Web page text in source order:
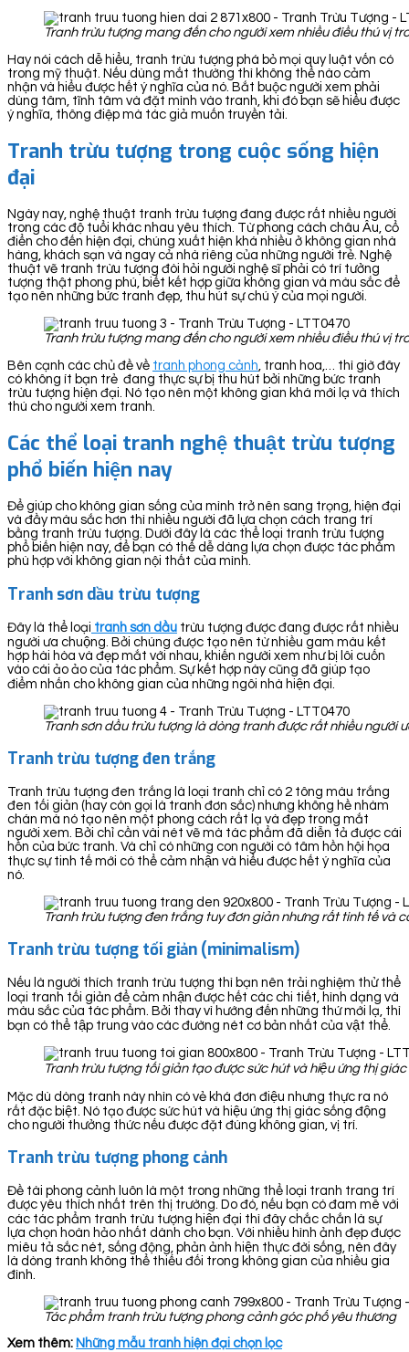
Tranh trừu tượng mang đến cho người xem nhiều điều thú vị
Hay nói cách dễ hiểu, tranh trừu tượng phá bỏ mọi quy luật vốn có
trong mỹ thuật. Nếu dùng mắt thường thì không thể nào cảm
nhận và hiểu được hết ý nghĩa của nó. Bắt buộc người xem phải
dùng tâm, tĩnh tâm và đặt mình vào tranh, khi đó bạn sẽ hiểu được
ý nghĩa, thông điệp mà tác giả muốn truyền tải.
Tranh trừu tượng trong cuộc sống hiện
đại
Ngày nay, nghệ thuật tranh trừu tượng đang được rất nhiều người
trong các độ tuổi khác nhau yêu thích. Từ phong cách châu Âu, cổ
điển cho đến hiện đại, chúng xuất hiện khá nhiều ở không gian nhà
hàng, khách sạn và ngay cả nhà riêng của những người trẻ. Nghệ
thuật vẽ tranh trừu tượng đòi hỏi người nghệ sĩ phải có trí tưởng
tượng thật phong phú, biết kết hợp giữa không gian và màu sắc để
tạo nên những bức tranh đẹp, thu hút sự chú ý của mọi người.
Tranh trừu tượng mang đến cho người xem nhiều điều thú vị
Bên cạnh các chủ đề về tranh phong cảnh , tranh hoa,… thì giờ đây
có không ít bạn trẻ đang thực sự bị thu hút bởi những bức tranh
trừu tượng hiện đại. Nó tạo nên một không gian khá mới lạ và thích
thú cho người xem tranh.
Các thể loại tranh nghệ thuật trừu tượng
phổ biến hiện nay
Để giúp cho không gian sống của mình trở nên sang trọng, hiện đại
và đầy màu sắc hơn thì nhiều người đã lựa chọn cách trang trí
bằng tranh trừu tượng. Dưới đây là các thể loại tranh trừu tượng
phổ biến hiện nay, để bạn có thể dễ dàng lựa chọn được tác phẩm
phù hợp với không gian nội thất của mình.
Tranh sơn dầu trừu tượng
Đây là thể loại tranh sơn dầu trừu tượng được đang được rất nhiều
người ưa chuộng. Bởi chúng được tạo nên từ nhiều gam màu kết
hợp hài hòa và đẹp mắt với nhau, khiến người xem như bị lôi cuốn
vào cái ảo ảo của tác phẩm. Sự kết hợp này cũng đã giúp tạo
điểm nhấn cho không gian của những ngôi nhà hiện đại.
Tranh sơn dầu trừu tượng là dòng tranh được rất nhiều người
Tranh trừu tượng đen trắng
Tranh trừu tượng đen trắng là loại tranh chỉ có 2 tông màu trắng
đen tối giản (hay còn gọi là tranh đơn sắc) nhưng không hề nhàm
chán mà nó tạo nên một phong cách rất lạ và đẹp trong mắt
người xem. Bởi chỉ cần vài nét vẽ mà tác phẩm đã diễn tả được cái
hồn của bức tranh. Và chỉ có những con người có tâm hồn hội họa
thực sự tinh tế mới có thể cảm nhận và hiểu được hết ý nghĩa của
nó.
Tranh trừu tượng đen trắng tuy đơn giản nhưng rất tinh tế và
Tranh trừu tượng tối giản (minimalism)
Nếu là người thích tranh trừu tượng thì bạn nên trải nghiệm thử thể
loại tranh tối giản để cảm nhận được hết các chi tiết, hình dạng và
màu sắc của tác phẩm. Bởi thay vì hướng đến những thứ mới lạ, thì
bạn có thể tập trung vào các đường nét cơ bản nhất của vật thể.
Tranh trừu tượng tối giản tạo được sức hút và hiệu ứng thị
Mặc dù dòng tranh này nhìn có vẻ khá đơn điệu nhưng thực ra nó
rất đặc biệt. Nó tạo được sức hút và hiệu ứng thị giác sống động
cho người thưởng thức nếu được đặt đúng không gian, vị trí.
Tranh trừu tượng phong cảnh
Đề tài phong cảnh luôn là một trong những thể loại tranh trang trí
được yêu thích nhất trên thị trường. Do đó, nếu bạn có đam mê với
các tác phẩm tranh trừu tượng hiện đại thì đây chắc chắn là sự
lựa chọn hoàn hảo nhất dành cho bạn. Với nhiều hình ảnh đẹp được
miêu tả sắc nét, sống động, phản ảnh hiện thực đời sống, nên đây
là dòng tranh không thể thiếu đối trong không gian của nhiều gia
đình.
Tác phẩm tranh trừu tượng phong cảnh góc phố yêu thương
Xem thêm: Những mẫu tranh hiện đại chọn lọc